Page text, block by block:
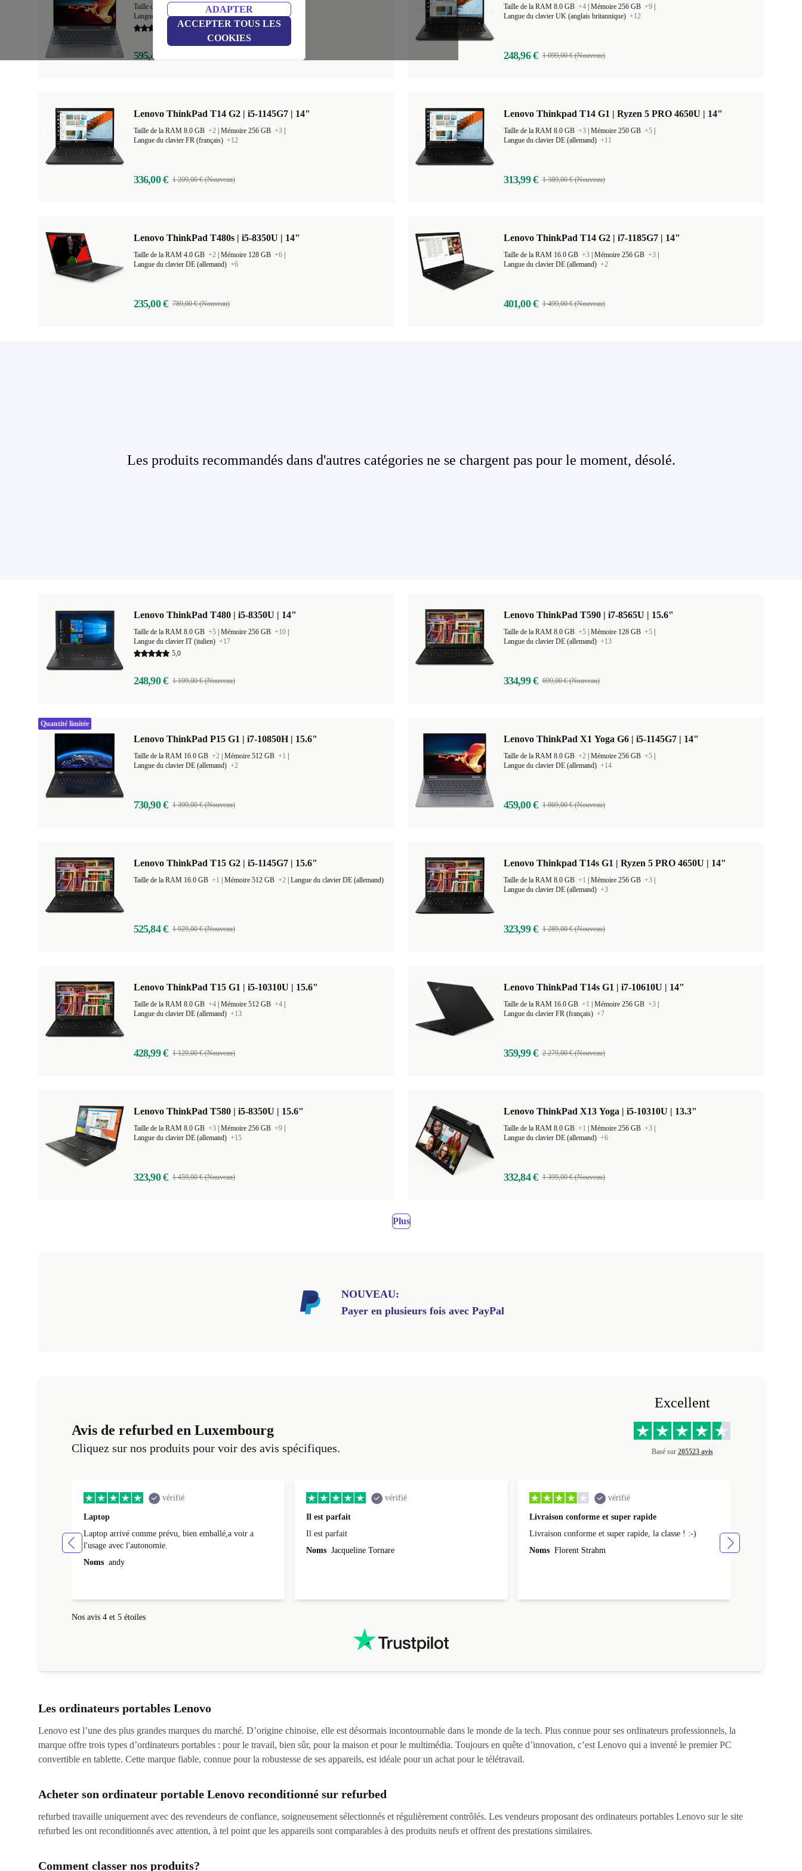
ADAPTER
ACCEPTER TOUS LES
COOKIES
Taille de la RAM 16.0 GB+1 |Mémoire 512 GB
|
Langue du clavier DE (allemand)+20
5,0
595,44 €
Taille de la RAM 8.0 GB +4 Mémoire 256 GB +9
Langue du clavier UK (anglais britannique) +12
248,96 € 1 099,00 € (Nouveau)
Lenovo ThinkPad T14 G2 | i5-1145G7 | 14"
Taille de la RAM 8.0 GB +2 Mémoire 256 GB +3
Langue du clavier FR (français) +12
336,00 € 1 209,00 € (Nouveau)
Lenovo Thinkpad T14 G1 | Ryzen 5 PRO 4650U | 14"
Taille de la RAM 8.0 GB +3 Mémoire 250 GB +5
Langue du clavier DE (allemand) +11
313,99 € 1 389,00 € (Nouveau)
Lenovo ThinkPad T480s | i5-8350U | 14"
Taille de la RAM 4.0 GB +2 Mémoire 128 GB +6
Langue du clavier DE (allemand) +6
235,00 € 789,00 € (Nouveau)
Lenovo ThinkPad T14 G2 | i7-1185G7 | 14"
Taille de la RAM 16.0 GB +3 Mémoire 256 GB +3
Langue du clavier DE (allemand) +2
401,00 € 1 499,00 € (Nouveau)
Les produits recommandés dans d'autres catégories ne se chargent pas pour le moment, désolé.
Lenovo ThinkPad T480 | i5-8350U | 14"
Taille de la RAM 8.0 GB +5 Mémoire 256 GB +10
Langue du clavier IT (italien) +17
5,0
248,90 € 1 199,00 € (Nouveau)
Lenovo ThinkPad T590 | i7-8565U | 15.6"
Taille de la RAM 8.0 GB +5 Mémoire 128 GB +5
Langue du clavier DE (allemand) +13
334,99 € 699,00 € (Nouveau)
Lenovo ThinkPad P15 G1 | i7-10850H | 15.6"
Taille de la RAM 16.0 GB +2 Mémoire 512 GB +1
Langue du clavier DE (allemand) +2
730,90 € 1 399,00 € (Nouveau)
Quantité limitée
Lenovo ThinkPad X1 Yoga G6 | i5-1145G7 | 14"
Taille de la RAM 8.0 GB +2 Mémoire 256 GB +5
Langue du clavier DE (allemand) +14
459,00 € 1 869,00 € (Nouveau)
Lenovo ThinkPad T15 G2 | i5-1145G7 | 15.6"
Taille de la RAM 16.0 GB +1 Mémoire 512 GB +2 Langue du clavier DE (allemand)
525,84 € 1 929,00 € (Nouveau)
Lenovo Thinkpad T14s G1 | Ryzen 5 PRO 4650U | 14"
Taille de la RAM 8.0 GB +1 Mémoire 256 GB +3
Langue du clavier DE (allemand) +3
323,99 € 1 289,00 € (Nouveau)
Lenovo ThinkPad T15 G1 | i5-10310U | 15.6"
Taille de la RAM 8.0 GB +4 Mémoire 512 GB +4
Langue du clavier DE (allemand) +13
428,99 € 1 129,00 € (Nouveau)
Lenovo ThinkPad T14s G1 | i7-10610U | 14"
Taille de la RAM 16.0 GB +1 Mémoire 256 GB +3
Langue du clavier FR (français) +7
359,99 € 2 279,00 € (Nouveau)
Lenovo ThinkPad T580 | i5-8350U | 15.6"
Taille de la RAM 8.0 GB +3 Mémoire 256 GB +9
Langue du clavier DE (allemand) +15
323,90 € 1 459,00 € (Nouveau)
Lenovo ThinkPad X13 Yoga | i5-10310U | 13.3"
Taille de la RAM 8.0 GB +1 Mémoire 256 GB +3
Langue du clavier DE (allemand) +6
332,84 € 1 399,00 € (Nouveau)
Plus
NOUVEAU:
Payer en plusieurs fois avec PayPal
Avis de refurbed en Luxembourg
Cliquez sur nos produits pour voir des avis spécifiques.
Excellent
Basé sur 205523 avis
vérifié
Laptop
Laptop arrivé comme prévu, bien emballé,a voir a
l'usage avec l'autonomie.
Noms andy
vérifié
Il est parfait
Il est parfait
Noms Jacqueline Tornare
vérifié
Livraison conforme et super rapide
Livraison conforme et super rapide, la classe ! :-)
Noms Florent Strahm
Nos avis 4 et 5 étoiles
Les ordinateurs portables Lenovo
Lenovo est l’une des plus grandes marques du marché. D’origine chinoise, elle est désormais incontournable dans le monde de la tech. Plus connue pour ses ordinateurs professionnels, la
marque offre trois types d’ordinateurs portables : pour le travail, bien sûr, pour la maison et pour le multimédia. Toujours en quête d’innovation, c’est Lenovo qui a inventé le premier PC
convertible en tablette. Cette marque fiable, connue pour la robustesse de ses appareils, est idéale pour un achat pour le télétravail.
Acheter son ordinateur portable Lenovo reconditionné sur refurbed
refurbed travaille uniquement avec des revendeurs de confiance, soigneusement sélectionnés et régulièrement contrôlés. Les vendeurs proposant des ordinateurs portables Lenovo sur le site
refurbed les ont reconditionnés avec attention, à tel point que les appareils sont comparables à des produits neufs et offrent des prestations similaires.
Comment classer nos produits?